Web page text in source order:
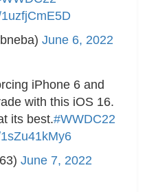
June 6, 2022
iPhone 6 and
with this iOS 16.
its best.#WWDC22
June 7, 2022